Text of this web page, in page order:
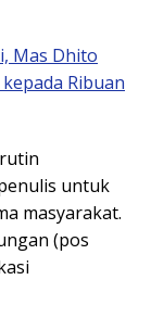
Mas Dhito
Ribuan
untuk
masyarakat.
(pos